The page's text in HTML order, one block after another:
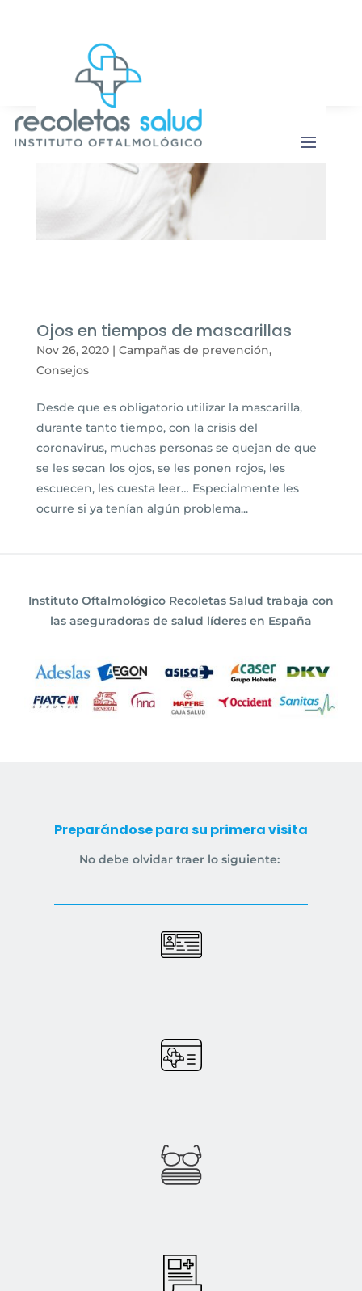
Ojos en tiempos de mascarillas
Nov 26, 2020| Campañas de prevención,
Consejos
Desde que es obligatorio utilizar la mascarilla,
durante tanto tiempo, con la crisis del
coronavirus, muchas personas se quejan de que
se les secan los ojos, se les ponen rojos, les
escuecen, les cuesta leer… Especialmente les
ocurre si ya tenían algún problema...
Instituto Oftalmológico Recoletas Salud trabaja con
las aseguradoras de salud líderes en España
Preparándose para su primera visita
No debe olvidar traer lo siguiente: